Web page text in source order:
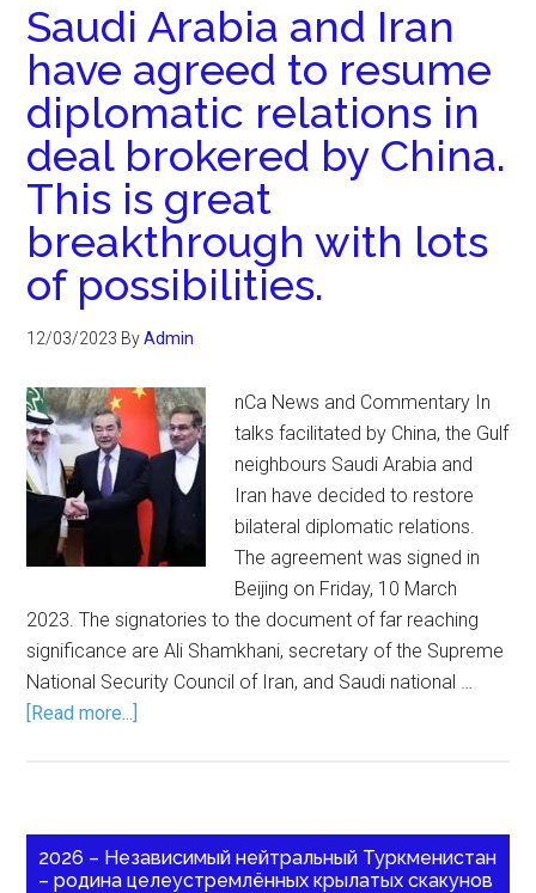
Saudi Arabia and Iran
have agreed to resume
diplomatic relations in
deal brokered by China.
This is great
breakthrough with lots
of possibilities.
12/03/2023 ByAdmin
nCa News and Commentary In
talks facilitated by China, the Gulf
neighbours Saudi Arabia and
Iran have decided to restore
bilateral diplomatic relations.
The agreement was signed in
Beijing on Friday, 10 March
2023. The signatories to the document of far reaching
significance are Ali Shamkhani, secretary of the Supreme
National Security Council of Iran, and Saudi national …
[Read more...]
2026 – Независимый нейтральный Туркменистан
– родина целеустремлённых крылатых скакунов